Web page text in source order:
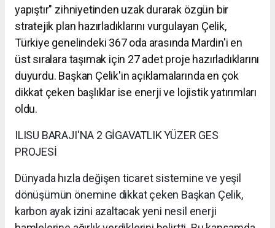
yapıştır" zihniyetinden uzak durarak özgün bir
stratejik plan hazırladıklarını vurgulayan Çelik,
Türkiye genelindeki 367 oda arasında Mardin'i en
üst sıralara taşımak için 27 adet proje hazırladıklarını
duyurdu. Başkan Çelik'in açıklamalarında en çok
dikkat çeken başlıklar ise enerji ve lojistik yatırımları
oldu.
ILISU BARAJI'NA 2 GİGAVATLIK YÜZER GES
PROJESİ
Dünyada hızla değişen ticaret sistemine ve yeşil
dönüşümün önemine dikkat çeken Başkan Çelik,
karbon ayak izini azaltacak yeni nesil enerji